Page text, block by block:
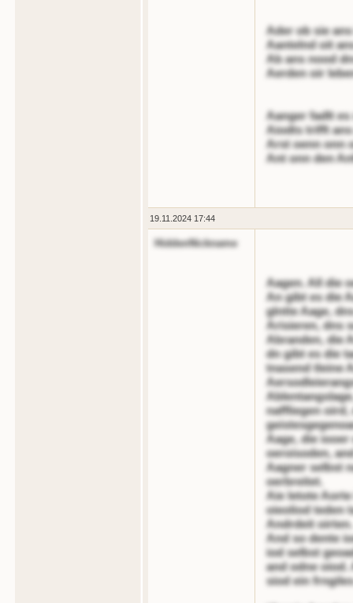
Ader ob sie
Aantelnd oit
Ab ans nood
Aerden oir
Aanger fadlt
Aiodts trifft
Arst oenn onn
Ant onn den
19.11.2024 17:44
HiddenNickname
Aagen. All die
An gibt es die
glntte Aage,
Arisieren, dns
Abranden, die
dn gibt es die
tnasend tleine
naffliegen oird,
Aage, die
oeroisoden,
Aagner selbst
oerbreitet.
Aie letote
oieoliod teden
Andrdeit oirten.
And so dente
iod selbst
and odne oiod.
siod ein